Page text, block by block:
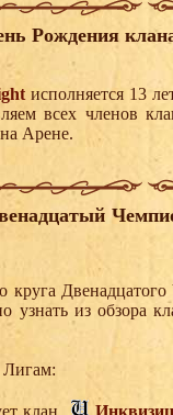
Рождения
исполняется 13
всех членов
Арене.
круга
узнать из обзора
клан